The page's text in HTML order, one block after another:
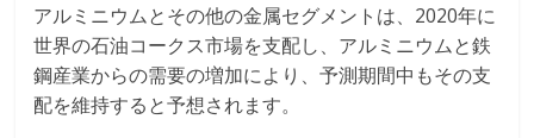
アルミニウムとその他の金属セグメントは、2020年に
世界の石油コークス市場を支配し、アルミニウムと鉄
鋼産業からの需要の増加により、予測期間中もその支
配を維持すると予想されます。